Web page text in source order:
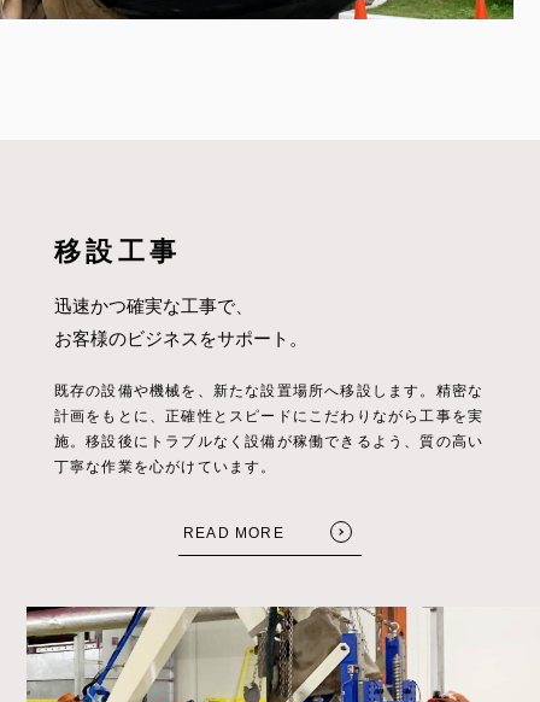
移設工事
迅速かつ確実な工事で、
お客様のビジネスをサポート。
既存の設備や機械を、新たな設置場所へ移設します。精密な
計画をもとに、正確性とスピードにこだわりながら工事を実
施。移設後にトラブルなく設備が稼働できるよう、質の高い
丁寧な作業を心がけています。
READ MORE